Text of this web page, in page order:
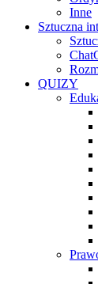
Inne
Sztuczna
QUIZY